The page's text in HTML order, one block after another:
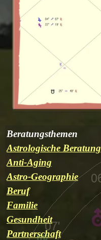
Beratungsthemen
Astrologische Beratung
Anti-Aging
Astro-Geographie
Beruf
Familie
Gesundheit
Partnerschaft